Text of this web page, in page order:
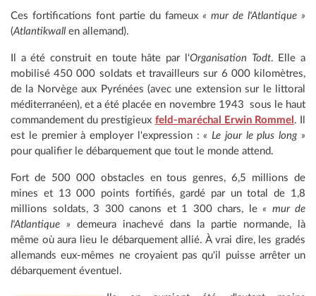
Ces fortifications font partie du fameux « mur de l'Atlantique »
(Atlantikwall en allemand).
Il a été construit en toute hâte par l'Organisation Todt. Elle a
mobilisé 450 000 soldats et travailleurs sur 6 000 kilomètres,
de la Norvège aux Pyrénées (avec une extension sur le littoral
méditerranéen), et a été placée en novembre 1943 sous le haut
commandement du prestigieux feld-maréchal Erwin Rommel . Il
est le premier à employer l'expression :« Le jour le plus long »
pour qualifier le débarquement que tout le monde attend.
Fort de 500 000 obstacles en tous genres, 6,5 millions de
mines et 13 000 points fortifiés, gardé par un total de 1,8
millions soldats, 3 300 canons et 1 300 chars, le « mur de
l'Atlantique » demeura inachevé dans la partie normande, là
même où aura lieu le débarquement allié. À vrai dire, les gradés
allemands eux-mêmes ne croyaient pas qu'il puisse arrêter un
débarquement éventuel.